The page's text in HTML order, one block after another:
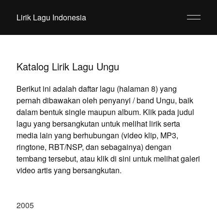
Lirik Lagu Indonesia
Katalog Lirik Lagu Ungu
Berikut ini adalah daftar lagu (halaman 8) yang
pernah dibawakan oleh penyanyi / band Ungu, baik
dalam bentuk single maupun album. Klik pada judul
lagu yang bersangkutan untuk melihat lirik serta
media lain yang berhubungan (video klip, MP3,
ringtone, RBT/NSP, dan sebagainya) dengan
tembang tersebut, atau klik di sini untuk melihat galeri
video artis yang bersangkutan.
2005